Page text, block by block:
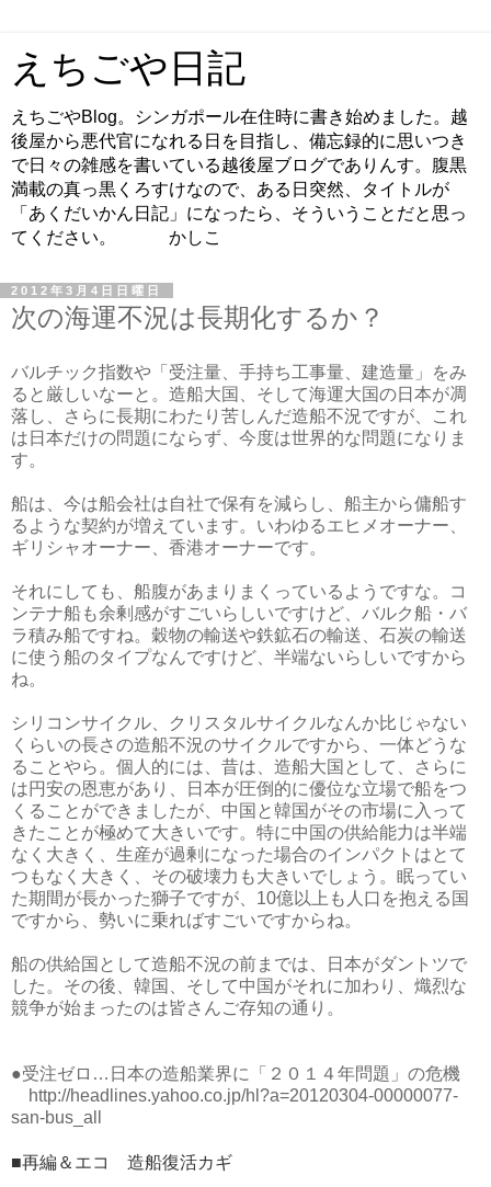
えちごや日記
えちごやBlog。シンガポール在住時に書き始めました。越
後屋から悪代官になれる日を目指し、備忘録的に思いつき
で日々の雑感を書いている越後屋ブログでありんす。腹黒
満載の真っ黒くろすけなので、ある日突然、タイトルが
「あくだいかん日記」になったら、そういうことだと思っ
てください。 かしこ
2012年3月4日日曜日
次の海運不況は長期化するか？
バルチック指数や「受注量、手持ち工事量、建造量」をみ
ると厳しいなーと。造船大国、そして海運大国の日本が凋
落し、さらに長期にわたり苦しんだ造船不況ですが、これ
は日本だけの問題にならず、今度は世界的な問題になりま
す。
船は、今は船会社は自社で保有を減らし、船主から傭船す
るような契約が増えています。いわゆるエヒメオーナー、
ギリシャオーナー、香港オーナーです。
それにしても、船腹があまりまくっているようですな。コ
ンテナ船も余剰感がすごいらしいですけど、バルク船・バ
ラ積み船ですね。穀物の輸送や鉄鉱石の輸送、石炭の輸送
に使う船のタイプなんですけど、半端ないらしいですから
ね。
シリコンサイクル、クリスタルサイクルなんか比じゃない
くらいの長さの造船不況のサイクルですから、一体どうな
ることやら。個人的には、昔は、造船大国として、さらに
は円安の恩恵があり、日本が圧倒的に優位な立場で船をつ
くることができましたが、中国と韓国がその市場に入って
きたことが極めて大きいです。特に中国の供給能力は半端
なく大きく、生産が過剰になった場合のインパクトはとて
つもなく大きく、その破壊力も大きいでしょう。眠ってい
た期間が長かった獅子ですが、10億以上も人口を抱える国
ですから、勢いに乗ればすごいですからね。
船の供給国として造船不況の前までは、日本がダントツで
した。その後、韓国、そして中国がそれに加わり、熾烈な
競争が始まったのは皆さんご存知の通り。
●受注ゼロ…日本の造船業界に「２０１４年問題」の危機
http://headlines.yahoo.co.jp/hl?a=20120304-00000077-
san-bus_all
■再編＆エコ 造船復活カギ